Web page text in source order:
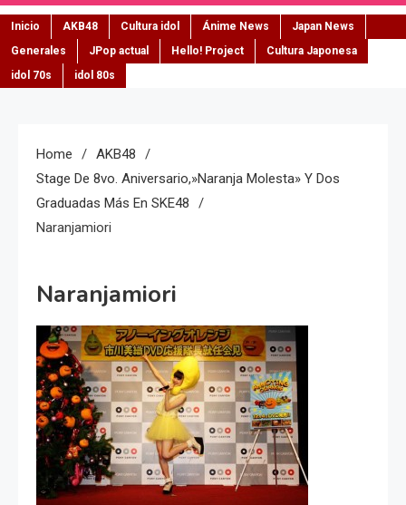
Inicio AKB48 Cultura idol Ánime News
Japan News
Generales
JPop actual Hello! Project
Cultura Japonesa
idol 70s
idol 80s
Home
AKB48
Stage De 8vo. Aniversario,»Naranja Molesta» Y Dos
Graduadas Más En SKE48
Naranjamiori
Naranjamiori